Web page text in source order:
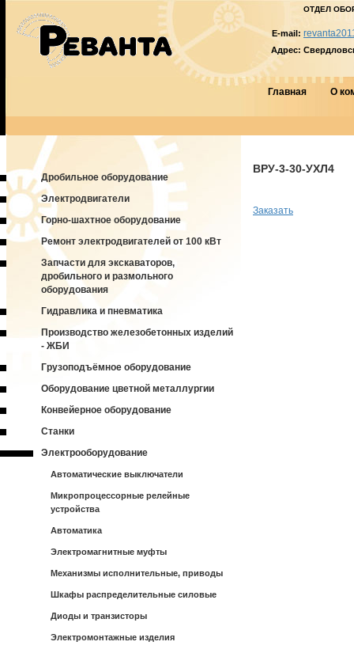
ОТДЕЛ
E-mail:
Адрес:
Главная О
Дробильное оборудование
Электродвигатели
Горно-шахтное оборудование
Ремонт электродвигателей от 100 кВт
Запчасти для экскаваторов,
дробильного и размольного
оборудования
Гидравлика и пневматика
Производство железобетонных изделий
- ЖБИ
Грузоподъёмное оборудование
Оборудование цветной металлургии
Конвейерное оборудование
Станки
Электрооборудование
Автоматические выключатели
Микропроцессорные релейные
устройства
Автоматика
Электромагнитные муфты
Механизмы исполнительные, приводы
Шкафы распределительные силовые
Диоды и транзисторы
Электромонтажные изделия
ВРУ-3-30-УХЛ4
Заказать